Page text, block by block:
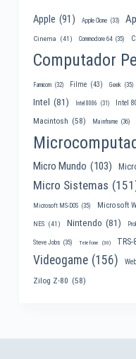
Apple (91) Apple Clone (33)
Cinema (41) Commodore 64 (35)
Computador
Famicom (32) Filme (43) Geek (35)
Intel (81) Intel 8086 (31) Intel
Macintosh (58) Mainframe (36)
Micro Mundo (103)
Micro Sistemas
Microsoft MS-DOS (35) Microsoft
NES (41) Nintendo (81)
Steve Jobs (35) Telefone (30) TRS-
Videogame (156) Web
Zilog Z-80 (58)